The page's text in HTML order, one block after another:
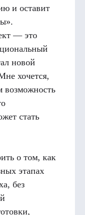
и оставит
— это
новой
хочется,
возможность
стать
о том, как
этапах
без